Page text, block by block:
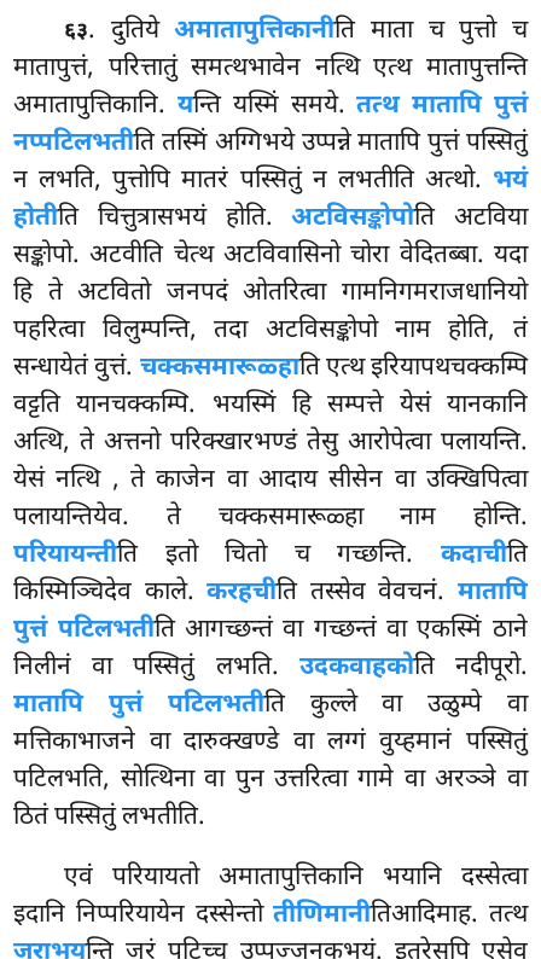
६३. दुतियेअमातापुत्तिकानीति माता च पुत्तो च
मातापुत्तं, परित्तातुं समत्थभावेन नत्थि एत्थ मातापुत्तन्ति
अमातापुत्तिकानि. यन्ति यस्मिं समये.तत्थ मातापि पुत्तं
नप्पटिलभतीति तस्मिं अग्गिभये उप्पन्ने मातापि पुत्तं पस्सितुं
न लभति, पुत्तोपि मातरं पस्सितुं न लभतीति अत्थो. भयं
होतीति चित्तुत्रासभयं होति.अटविसङ्कोपोति अटविया
सङ्कोपो. अटवीति चेत्थ अटविवासिनो चोरा वेदितब्बा. यदा
हि ते अटवितो जनपदं ओतरित्वा गामनिगमराजधानियो
पहरित्वा विलुम्पन्ति, तदा अटविसङ्कोपो नाम होति, तं
सन्धायेतं वुत्तं. चक्कसमारूळ्हाति एत्थ इरियापथचक्कम्पि
वट्टति यानचक्कम्पि. भयस्मिं हि सम्पत्ते येसं यानकानि
अत्थि, ते अत्तनो परिक्खारभण्डं तेसु आरोपेत्वा पलायन्ति.
येसं नत्थि , ते काजेन वा आदाय सीसेन वा उक्खिपित्वा
पलायन्तियेव. ते चक्कसमारूळ्हा नाम होन्ति.
परियायन्तीति इतो चितो च गच्छन्ति. कदाचीति
किस्मिञ्चिदेव काले.करहचीति तस्सेव वेवचनं. मातापि
पुत्तं पटिलभतीति आगच्छन्तं वा गच्छन्तं वा एकस्मिं ठाने
निलीनं वा पस्सितुं लभति. उदकवाहकोति नदीपूरो.
मातापि पुत्तं पटिलभतीति कुल्ले वा उळुम्पे वा
मत्तिकाभाजने वा दारुक्खण्डे वा लग्गं वुय्हमानं पस्सितुं
पटिलभति, सोत्थिना वा पुन उत्तरित्वा गामे वा अरञ्ञे वा
ठितं पस्सितुं लभतीति.
एवं परियायतो अमातापुत्तिकानि भयानि दस्सेत्वा
इदानि निप्परियायेन दस्सेन्तोतीणिमानीतिआदिमाह. तत्थ